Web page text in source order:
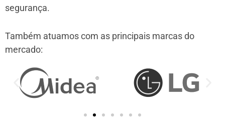
segurança.
Também atuamos com as principais marcas do
mercado: